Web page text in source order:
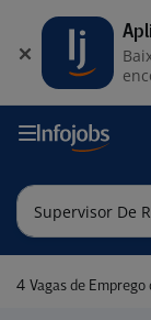
4 Vagas de Emprego